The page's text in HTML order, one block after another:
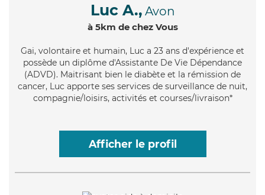
Luc A., Avon
à 5km de chez Vous
Gai, volontaire et humain, Luc a 23 ans d'expérience et
possède un diplôme d'Assistante De Vie Dépendance
(ADVD). Maitrisant bien le diabète et la rémission de
cancer, Luc apporte ses services de surveillance de nuit,
compagnie/loisirs, activités et courses/livraison*
Afficher le profil